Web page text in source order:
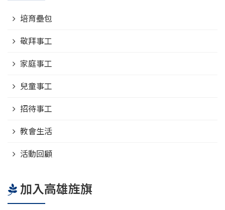
培育壘包
敬拜事工
家庭事工
兒童事工
招待事工
教會生活
活動回顧
加入高雄旌旗